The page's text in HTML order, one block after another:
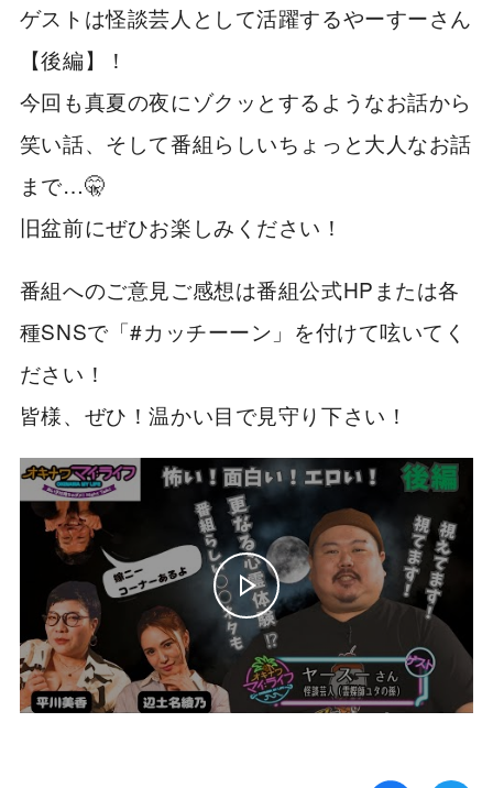
ゲストは怪談芸人として活躍するやーすーさん
【後編】！
今回も真夏の夜にゾクッとするようなお話から
笑い話、そして番組らしいちょっと大人なお話
まで…🤫
旧盆前にぜひお楽しみください！
番組へのご意見ご感想は番組公式HPまたは各
種SNSで「#カッチーーン」を付けて呟いてく
ださい！
皆様、ぜひ！温かい目で見守り下さい！